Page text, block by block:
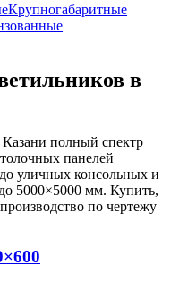
Крупногабаритные
в
Казани полный спектр
панелей
уличных консольных и
5000×5000 мм. Купить,
по чертежу